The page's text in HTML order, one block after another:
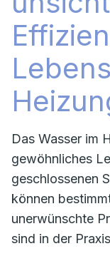
Das Wasser im
gewöhnliches
geschlossenen
können
unerwünschte
sind in der